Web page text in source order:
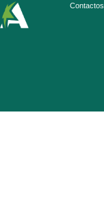
Contactos